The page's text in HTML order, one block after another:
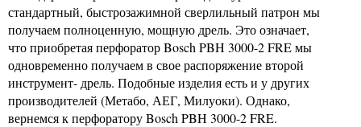
стандартный, быстрозажимной сверлильный патрон мы
получаем полноценную, мощную дрель. Это означает,
что приобретая перфоратор Bosch PBH 3000-2 FRE мы
одновременно получаем в свое распоряжение второй
инструмент- дрель. Подобные изделия есть и у других
производителей (Метабо, АЕГ, Милуоки). Однако,
вернемся к перфоратору Bosch PBH 3000-2 FRE.